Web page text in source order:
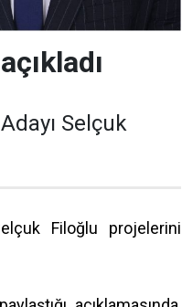
Selçuk
Filoğlu projelerini